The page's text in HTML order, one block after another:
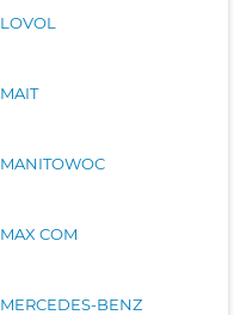
LOVOL
MAIT
MANITOWOC
MAX COM
MERCEDES-BENZ